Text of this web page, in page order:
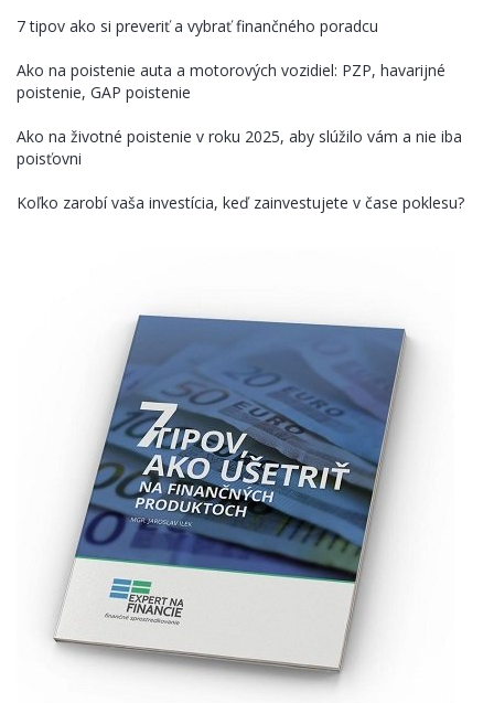
7 tipov ako si preveriť a vybrať finančného poradcu
Ako na poistenie auta a motorových vozidiel: PZP, havarijné
poistenie, GAP poistenie
Ako na životné poistenie v roku 2025, aby slúžilo vám a nie iba
poisťovni
Koľko zarobí vaša investícia, keď zainvestujete v čase poklesu?